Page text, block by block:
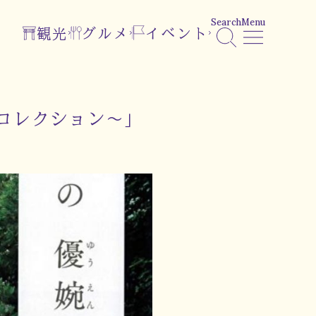
観光 グルメ イベント
SearchMenu
レクション～」